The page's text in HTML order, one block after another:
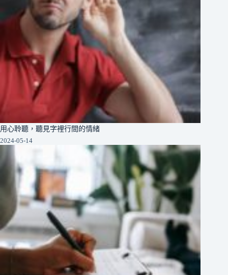
用心聆聽，聽見字裡行間的情緒
2024-05-14